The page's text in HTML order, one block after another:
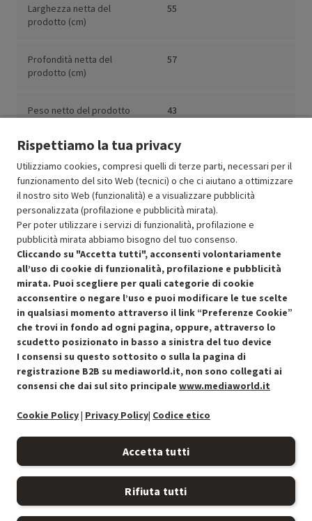
Larghezza netta del
prodotto (cm)
55
Profondità netta del
prodotto (cm)
57
Peso netto del prodotto
43
Resi e garanzie
Stato prodotti
Condizioni generali di vendita Recedere dal contratto qui
Rispettiamo la tua privacy
Utilizziamo cookies, compresi quelli di terze parti, necessari per il
funzionamento del sito Web (tecnici) o che ci aiutano a ottimizzare
il nostro sito Web (funzionalità) e a visualizzare pubblicità
personalizzata (profilazione e pubblicità mirata).
Per poter utilizzare i servizi di funzionalità, profilazione e
pubblicità mirata abbiamo bisogno del tuo consenso.
Cliccando su "Accetta tutti", acconsenti volontariamente
all’uso di cookie di funzionalità, profilazione e pubblicità
mirata. Puoi scegliere per quali categorie di cookie
acconsentire o negare l’uso e puoi modificare le tue scelte
in qualsiasi momento attraverso il link “Preferenze Cookie”
che trovi in fondo ad ogni pagina, oppure, attraverso lo
scudetto posizionato in basso a sinistra del tuo device
I consensi su questo sottosito o sulla la pagina di
registrazione B2B su mediaworld.it, non sono collegati ai
consensi che dai sul sito principale www.mediaworld.it
Cookie Policy| Privacy Policy| Codice etico
Accetta tutti
Rifiuta tutti